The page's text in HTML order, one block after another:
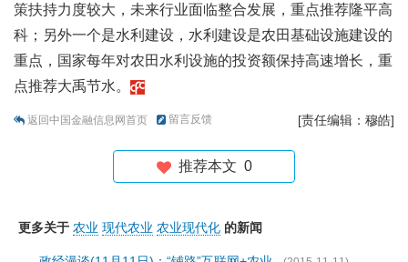
策扶持力度较大，未来行业面临整合发展，重点推荐隆平高
科；另外一个是水利建设，水利建设是农田基础设施建设的
重点，国家每年对农田水利设施的投资额保持高速增长，重
点推荐大禹节水。
返回中国金融信息网首页 留言反馈 [责任编辑：穆皓]
推荐本文 0
更多关于 农业 现代农业 农业现代化 的新闻